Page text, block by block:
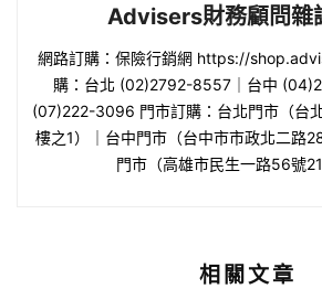
Advisers財務顧問雜
網路訂購：保險行銷網 https://
購：台北 (02)2792-8557｜台中
(07)222-3096 門市訂購：台北門市（台
樓之1）｜台中門市（台中市市政北二路
門市（高雄市民生一路56號21
相關文章